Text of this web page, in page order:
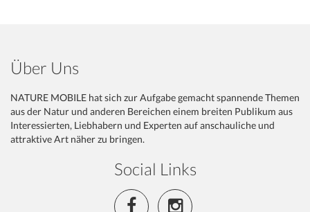
Über Uns
NATURE MOBILE hat sich zur Aufgabe gemacht spannende Themen
aus der Natur und anderen Bereichen einem breiten Publikum aus
Interessierten, Liebhabern und Experten auf anschauliche und
attraktive Art näher zu bringen.
Social Links